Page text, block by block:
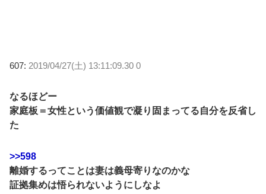
607: 2019/04/27(土) 13:11:09.30 0
なるほどー
家庭板＝女性という価値観で凝り固まってる自分を反省し
た
>>598
離婚するってことは妻は義母寄りなのかな
証拠集めは悟られないようにしなよ